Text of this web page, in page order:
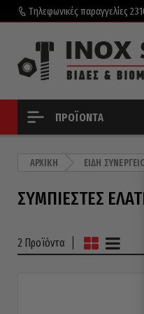
Τηλεφωνικές παραγγελίες
ΠΡΟΪΌΝΤΑ
ΑΡΧΙΚΉ ΕΊΔΗ
ΣΥΜΠΙΕΣΤΈΣ
2 Προϊόντα